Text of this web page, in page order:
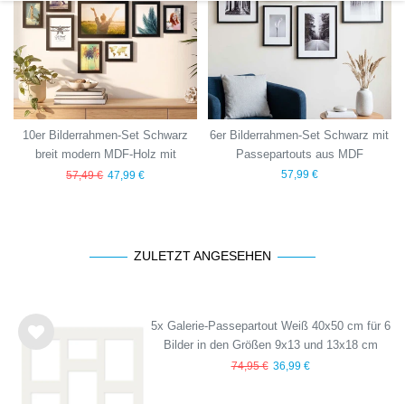
hlist
e
10er Bilderrahmen-Set Schwarz
breit modern MDF-Holz mit
Acrylglas
57,49 € 47,99 €
hlist
e
6er Bilderrahmen-Set Schwarz mit
Passepartouts aus MDF
57,99 €
ZULETZT ANGESEHEN
Wu
hlist
5x Galerie-Passepartout Weiß 40x50 cm für 6
Bilder in den Größen 9x13 und 13x18 cm
74,95 € 36,99 €